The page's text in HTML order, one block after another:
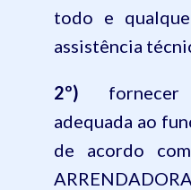
todo e
assistência
2º) fornecer
adequada ao
de acordo